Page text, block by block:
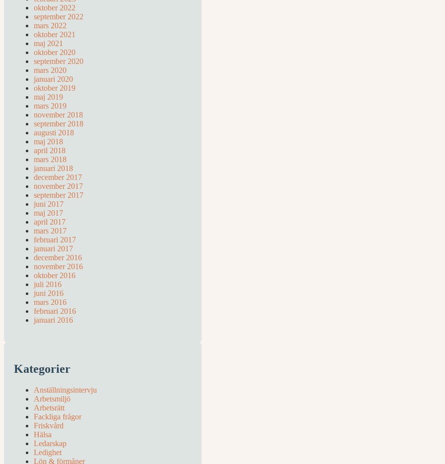
oktober 2022
september 2022
mars 2022
oktober 2021
maj 2021
oktober 2020
september 2020
mars 2020
januari 2020
oktober 2019
maj 2019
mars 2019
november 2018
september 2018
augusti 2018
maj 2018
april 2018
mars 2018
januari 2018
december 2017
november 2017
september 2017
juni 2017
maj 2017
april 2017
mars 2017
februari 2017
januari 2017
december 2016
november 2016
oktober 2016
juli 2016
juni 2016
mars 2016
februari 2016
januari 2016
Kategorier
Anställningsintervju
Arbetsmiljö
Arbetsrätt
Fackliga frågor
Friskvård
Hälsa
Ledarskap
Ledighet
Lön & förmåner